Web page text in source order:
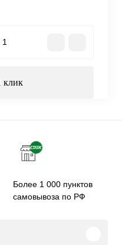
клик
Более 1 000 пунктов
самовывоза по РФ